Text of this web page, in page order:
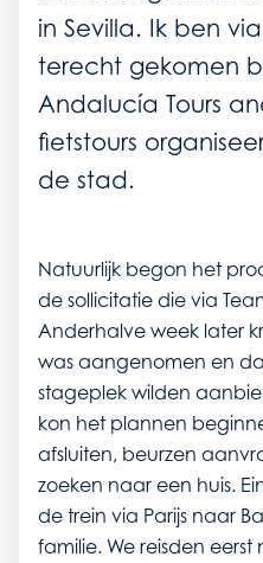
in Sevilla. Ik ben
terecht gekomen
Andalucía Tours
fietstours
de stad.
Natuurlijk begon het
de sollicitatie die via
Anderhalve week later
was aangenomen en
stageplek wilden
kon het plannen
afsluiten, beurzen
zoeken naar een huis.
de trein via Parijs naar
familie. We reisden